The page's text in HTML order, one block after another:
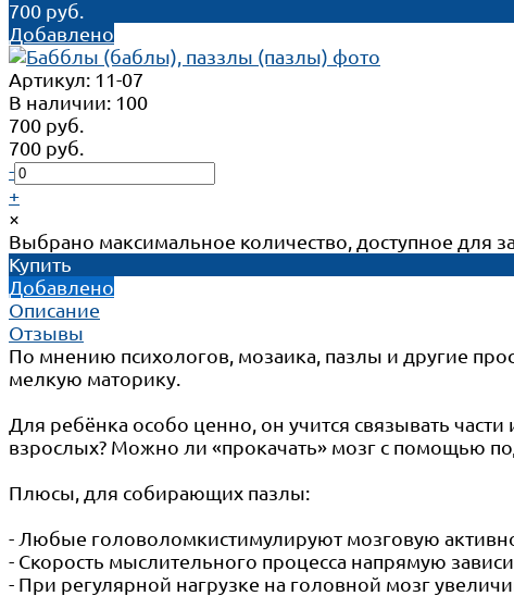
700 руб.
Добавлено
Артикул: 11-07
В наличии: 100
700 руб.
700 руб.
-
+
×
Выбрано максимальное количество, доступное для
Купить
Добавлено
Описание
Отзывы
По мнению психологов, мозаика, пазлы и другие
мелкую маторику.
Для ребёнка особо ценно, он учится связывать
взрослых? Можно ли «прокачать» мозг с помощью
Плюсы, для собирающих пазлы:
- Любые головоломкистимулируют мозговую
- Скорость мыслительного процесса напрямую
- При регулярной нагрузке на головной мозг